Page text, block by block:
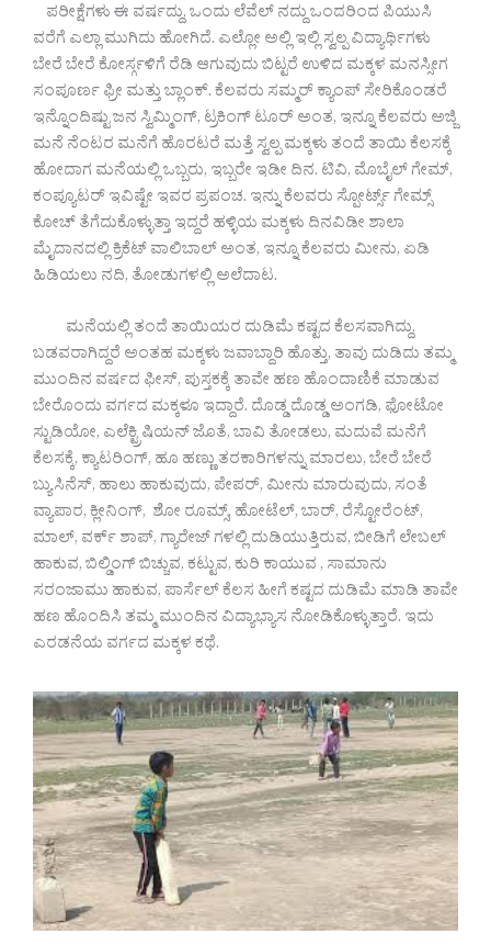
ಪರೀಕ್ಷೆಗಳು ಈ ವರ್ಷದ್ದು, ಒಂದು ಲೆವೆಲ್ ನದ್ದು ಒಂದರಿಂದ ಪಿಯುಸಿ
ವರೆಗೆ ಎಲ್ಲಾ ಮುಗಿದು ಹೋಗಿದೆ. ಎಲ್ಲೋ ಅಲ್ಲಿ ಇಲ್ಲಿ ಸ್ವಲ್ಪ ವಿದ್ಯಾರ್ಥಿಗಳು
ಬೇರೆ ಬೇರೆ ಕೋರ್ಸ್ಗಳಿಗೆ ರೆಡಿ ಆಗುವುದು ಬಿಟ್ಟರೆ ಉಳಿದ ಮಕ್ಕಳ ಮನಸ್ಸೀಗ
ಸಂಪೂರ್ಣ ಫ್ರೀ ಮತ್ತು ಬ್ಲಾಂಕ್. ಕೆಲವರು ಸಮ್ಮರ್ ಕ್ಯಾಂಪ್ ಸೇರಿಕೊಂಡರೆ
ಇನ್ನೊಂದಿಷ್ಟು ಜನ ಸ್ವಿಮ್ಮಿಂಗ್, ಟ್ರಕಿಂಗ್ ಟೂರ್ ಅಂತ, ಇನ್ನೂ ಕೆಲವರು ಅಜ್ಜಿ
ಮನೆ ನೆಂಟರ ಮನೆಗೆ ಹೊರಟರೆ ಮತ್ತೆ ಸ್ವಲ್ಪ ಮಕ್ಕಳು ತಂದೆ ತಾಯಿ ಕೆಲಸಕ್ಕೆ
ಹೋದಾಗ ಮನೆಯಲ್ಲಿ ಒಬ್ಬರು, ಇಬ್ಬರೇ ಇಡೀ ದಿನ. ಟಿವಿ, ಮೊಬೈಲ್ ಗೇಮ್,
ಕಂಪ್ಯೂಟರ್ ಇವಿಷ್ಟೇ ಇವರ ಪ್ರಪಂಚ. ಇನ್ನು ಕೆಲವರು ಸ್ಪೋರ್ಟ್ಸ್ ಗೇಮ್ಸ್
ಕೋಚ್ ತೆಗೆದುಕೊಳ್ಳುತ್ತಾ ಇದ್ದರೆ ಹಳ್ಳಿಯ ಮಕ್ಕಳು ದಿನವಿಡೀ ಶಾಲಾ
ಮೈದಾನದಲ್ಲಿ ಕ್ರಿಕೆಟ್ ವಾಲಿಬಾಲ್ ಅಂತ, ಇನ್ನೂ ಕೆಲವರು ಮೀನು, ಏಡಿ
ಹಿಡಿಯಲು ನದಿ, ತೋಡುಗಳಲ್ಲಿ ಅಲೆದಾಟ.
ಮನೆಯಲ್ಲಿ ತಂದೆ ತಾಯಿಯರ ದುಡಿಮೆ ಕಷ್ಟದ ಕೆಲಸವಾಗಿದ್ದು,
ಬಡವರಾಗಿದ್ದರೆ ಅಂತಹ ಮಕ್ಕಳು ಜವಾಬ್ದಾರಿ ಹೊತ್ತು, ತಾವು ದುಡಿದು ತಮ್ಮ
ಮುಂದಿನ ವರ್ಷದ ಫೀಸ್, ಪುಸ್ತಕಕ್ಕೆ ತಾವೇ ಹಣ ಹೊಂದಾಣಿಕೆ ಮಾಡುವ
ಬೇರೊಂದು ವರ್ಗದ ಮಕ್ಕಳೂ ಇದ್ದಾರೆ. ದೊಡ್ಡ ದೊಡ್ಡ ಅಂಗಡಿ, ಫೋಟೋ
ಸ್ಟುಡಿಯೋ, ಎಲೆಕ್ಟ್ರಿಷಿಯನ್ ಜೊತೆ, ಬಾವಿ ತೋಡಲು, ಮದುವೆ ಮನೆಗೆ
ಕೆಲಸಕ್ಕೆ, ಕ್ಯಾಟರಿಂಗ್, ಹೂ ಹಣ್ಣು ತರಕಾರಿಗಳನ್ನು ಮಾರಲು, ಬೇರೆ ಬೇರೆ
ಬ್ಯುಸಿನೆಸ್, ಹಾಲು ಹಾಕುವುದು, ಪೇಪರ್, ಮೀನು ಮಾರುವುದು, ಸಂತೆ
ವ್ಯಾಪಾರ, ಕ್ಲೀನಿಂಗ್, ಶೋ ರೂಮ್ಸ್, ಹೋಟೆಲ್, ಬಾರ್, ರೆಸ್ಟೋರೆಂಟ್,
ಮಾಲ್, ವರ್ಕ್ ಶಾಪ್, ಗ್ಯಾರೇಜ್ ಗಳಲ್ಲಿ ದುಡಿಯುತ್ತಿರುವ, ಬೀಡಿಗೆ ಲೇಬಲ್
ಹಾಕುವ, ಬಿಲ್ಡಿಂಗ್ ಬಿಚ್ಚುವ, ಕಟ್ಟುವ, ಕುರಿ ಕಾಯುವ , ಸಾಮಾನು
ಸರಂಜಾಮು ಹಾಕುವ, ಪಾರ್ಸೆಲ್ ಕೆಲಸ ಹೀಗೆ ಕಷ್ಟದ ದುಡಿಮೆ ಮಾಡಿ ತಾವೇ
ಹಣ ಹೊಂದಿಸಿ ತಮ್ಮ ಮುಂದಿನ ವಿದ್ಯಾಭ್ಯಾಸ ನೋಡಿಕೊಳ್ಳುತ್ತಾರೆ. ಇದು
ಎರಡನೆಯ ವರ್ಗದ ಮಕ್ಕಳ ಕಥೆ.